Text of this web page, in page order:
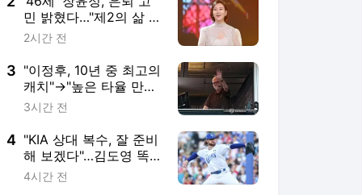
스캔들' 일파만파
민 밝혔다…"제2의 삶 뭘
로 살까" (장공장)
2시간 전
3 "이정후, 10년 중 최고의
캐치"→"높은 타율 만드
는 특별한 타자"…한국
SF 전설의 해설위원 36
년 끝 은퇴
3시간 전
4 "KIA 상대 복수, 잘 준비
해 보겠다"…김도영 똑
똑히 기억하는 페덱, 호
4시간 전